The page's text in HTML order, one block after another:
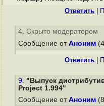
Ответить
4. Скрыто модератором
Сообщение от Аноним
Ответить
9. "Выпуск
Project 1.994"
Сообщение от Аноним